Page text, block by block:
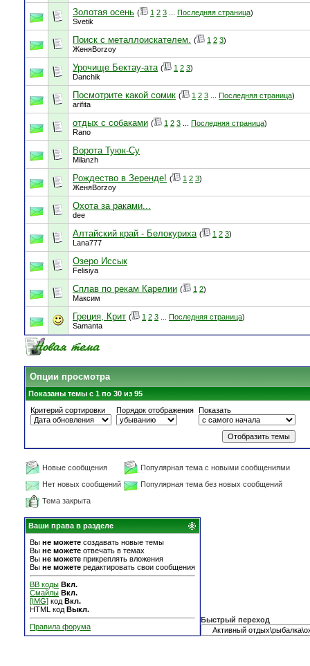
Золотая осень ( 1 2 3 Последняя страница)
Svetik
Поиск с металлоискателем. ( 1 2 3)
ЖеняBorzoy
Урочище Бектау-ата ( 1 2 3)
Danchik
Посмотрите какой сомик ( 1 2 3 Последняя страница)
arifita
отдых с собаками ( 1 2 3 Последняя страница)
Rano
Ворота Туюк-Су
Milanzh
Рождество в Зеренде! ( 1 2 3)
ЖеняBorzoy
Охота за раками...
dee
Алтайский край - Белокуриха ( 1 2 3)
Lana777
Озеро Иссык
Felisiya
Сплав по рекам Карелии ( 1 2)
Максим
Греция, Крит ( 1 2 3 Последняя страница)
Samanta
Опции просмотра
Показаны темы с 1 по 30 из 95
Критерий сортировки
Порядок отображения Показать
Новые сообщения
Популярная тема с новыми сообщениями
Нет новых сообщений
Популярная тема без новых сообщений
Тема закрыта
Ваши права в разделе
Вы не можете создавать новые темы
Вы не можете отвечать в темах
Вы не можете прикреплять вложения
Вы не можете редактировать свои сообщения
BB коды Вкл.
Смайлы Вкл.
[IMG] код Вкл.
HTML код Выкл.
Правила форума
Быстрый переход